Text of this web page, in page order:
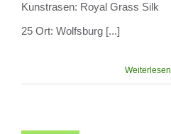
Kunstrasen: Royal Grass Silk
25 Ort: Wolfsburg [...]
Weiterlesen